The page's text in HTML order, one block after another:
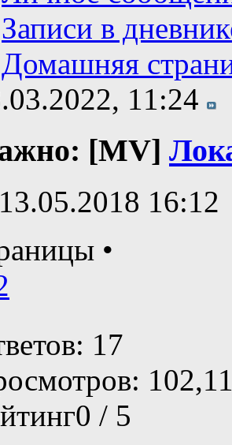
Записи в
Домашняя
11:24
[MV]
16:12
•
17
/ 5